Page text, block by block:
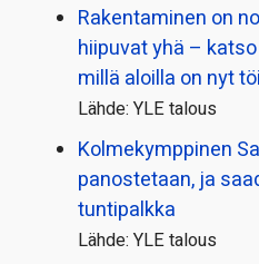
Rakentaminen on
hiipuvat yhä –
millä aloilla on nyt
Lähde: YLE talous
Kolmekymppinen
panostetaan, ja
tuntipalkka
Lähde: YLE talous